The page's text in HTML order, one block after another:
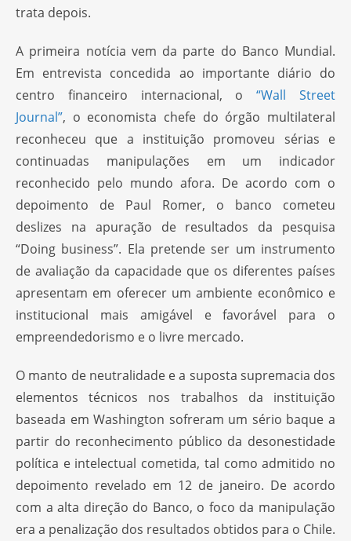
trata depois.
A primeira notícia vem da parte do Banco Mundial.
Em entrevista concedida ao importante diário do
centro financeiro internacional, o“Wall Street
Journal”, o economista chefe do órgão multilateral
reconheceu que a instituição promoveu sérias e
continuadas manipulações em um indicador
reconhecido pelo mundo afora. De acordo com o
depoimento de Paul Romer, o banco cometeu
deslizes na apuração de resultados da pesquisa
“Doing business”. Ela pretende ser um instrumento
de avaliação da capacidade que os diferentes países
apresentam em oferecer um ambiente econômico e
institucional mais amigável e favorável para o
empreendedorismo e o livre mercado.
O manto de neutralidade e a suposta supremacia dos
elementos técnicos nos trabalhos da instituição
baseada em Washington sofreram um sério baque a
partir do reconhecimento público da desonestidade
política e intelectual cometida, tal como admitido no
depoimento revelado em 12 de janeiro. De acordo
com a alta direção do Banco, o foco da manipulação
era a penalização dos resultados obtidos para o Chile.